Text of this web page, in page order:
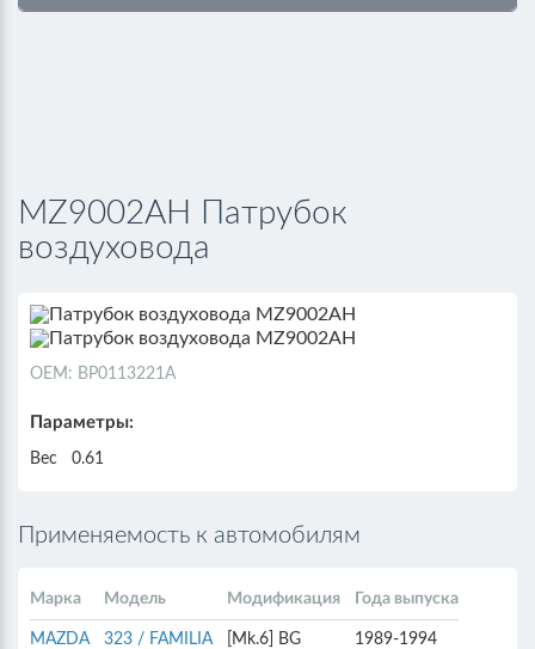
MZ9002AH Патрубок
воздуховода
ОЕМ: BP0113221A
Параметры:
Вес 0.61
Применяемость к автомобилям
Марка Модель Модификация Года выпуска
MAZDA 323 / FAMILIA [Mk.6] BG 1989-1994